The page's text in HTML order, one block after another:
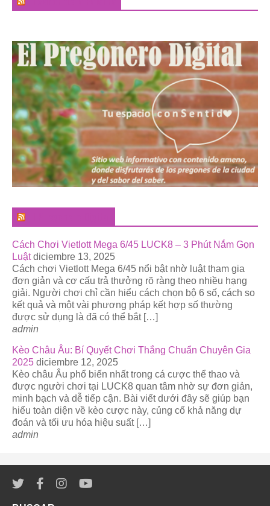
Cách Chơi Vietlott Mega 6/45 LUCK8 – 3 Phút Nắm Gọn
Luật diciembre 13, 2025
Cách chơi Vietlott Mega 6/45 nổi bật nhờ luật tham gia
đơn giản và cơ cấu trả thưởng rõ ràng theo nhiều hạng
giải. Người chơi chỉ cần hiểu cách chọn bộ 6 số, cách so
kết quả và một vài phương pháp kết hợp số thường
được sử dụng là đã có thể bắt […]
admin
Kèo Châu Âu: Bí Quyết Chơi Thắng Chuẩn Chuyên Gia
2025 diciembre 12, 2025
Kèo châu Âu phổ biến nhất trong cá cược thể thao và
được người chơi tại LUCK8 quan tâm nhờ sự đơn giản,
minh bạch và dễ tiếp cận. Bài viết dưới đây sẽ giúp bạn
hiểu toàn diện về kèo cược này, củng cố khả năng dự
đoán và tối ưu hóa hiệu suất […]
admin